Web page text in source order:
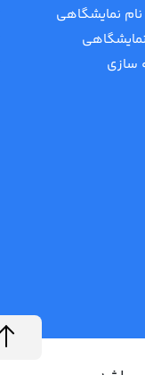
نمایشگاهی
سازی